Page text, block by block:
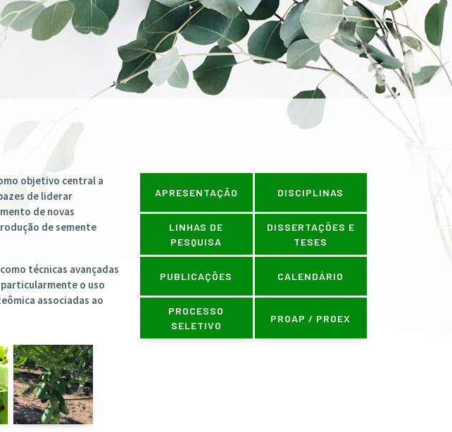
ABERTO E AS INSCRIÇÕES OCORREM NO PERÍODO DE 1º A
2026.
ACIMA E SAIBA MAIS
objetivo central a
de liderar
de novas
de semente
técnicas avançadas
o uso
associadas ao
APRESENTAÇÃO DISCIPLINAS
LINHAS DE
PESQUISA
DISSERTAÇÕES E
TESES
PUBLICAÇÕES CALENDÁRIO
PROCESSO
SELETIVO
PROAP / PROEX